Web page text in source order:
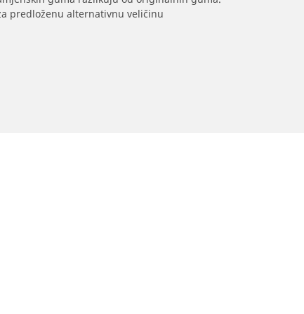
predloženu alternativnu veličinu